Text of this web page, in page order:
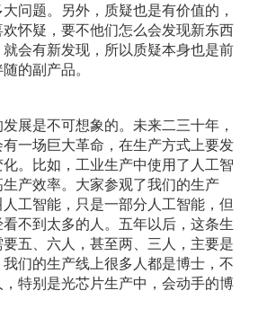
问题。另外，质疑也是有价值的，
怀疑，要不他们怎么会发现新东西
会有新发现，所以质疑本身也是前
的副产品。
展是不可想象的。未来二三十年，
有一场巨大革命，在生产方式上要发
。比如，工业生产中使用了人工智
产效率。大家参观了我们的生产
工智能，只是一部分人工智能，但
不到太多的人。五年以后，这条生
五、六人，甚至两、三人，主要是
们的生产线上很多人都是博士，不
特别是光芯片生产中，会动手的博